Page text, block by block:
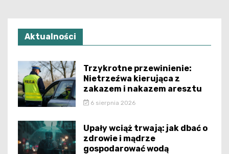
Aktualności
Trzykrotne przewinienie:
Nietrzeźwa kierująca z
zakazem i nakazem aresztu
6 sierpnia 2026
Upały wciąż trwają: jak dbać o
zdrowie i mądrze
gospodarować wodą